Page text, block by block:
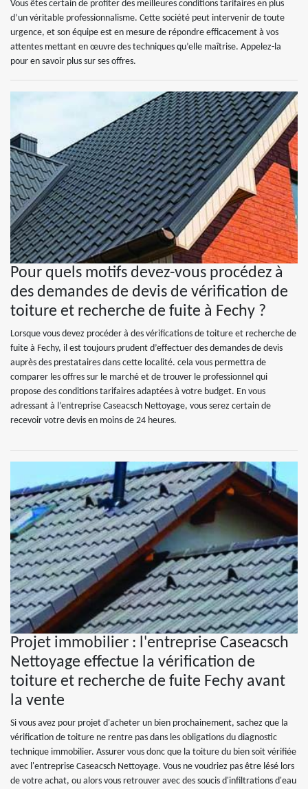
Vous êtes certain de profiter des meilleures conditions tarifaires en plus
d’un véritable professionnalisme. Cette société peut intervenir de toute
urgence, et son équipe est en mesure de répondre efficacement à vos
attentes mettant en œuvre des techniques qu’elle maîtrise. Appelez-la
pour en savoir plus sur ses offres.
Pour quels motifs devez-vous procédez à
des demandes de devis de vérification de
toiture et recherche de fuite à Fechy ?
Lorsque vous devez procéder à des vérifications de toiture et recherche de
fuite à Fechy, il est toujours prudent d’effectuer des demandes de devis
auprès des prestataires dans cette localité. cela vous permettra de
comparer les offres sur le marché et de trouver le professionnel qui
propose des conditions tarifaires adaptées à votre budget. En vous
adressant à l’entreprise Caseacsch Nettoyage, vous serez certain de
recevoir votre devis en moins de 24 heures.
Projet immobilier : l'entreprise Caseacsch
Nettoyage effectue la vérification de
toiture et recherche de fuite Fechy avant
la vente
Si vous avez pour projet d'acheter un bien prochainement, sachez que la
vérification de toiture ne rentre pas dans les obligations du diagnostic
technique immobilier. Assurer vous donc que la toiture du bien soit vérifiée
avec l'entreprise Caseacsch Nettoyage. Vous ne voudriez pas être lésé lors
de votre achat, ou alors vous retrouver avec des soucis d'infiltrations d'eau